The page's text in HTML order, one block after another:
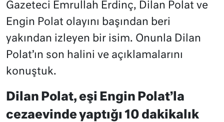
Gazeteci Emrullah Erdinç, Dilan Polat ve
Engin Polat olayını başından beri
yakından izleyen bir isim. Onunla Dilan
Polat’ın son halini ve açıklamalarını
konuştuk.
Dilan Polat, eşi Engin Polat’la
cezaevinde yaptığı 10 dakikalık